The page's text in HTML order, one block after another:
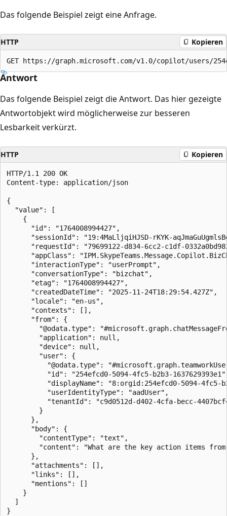
Das folgende Beispiel zeigt eine Anfrage.
HTTP Kopieren
Antwort
Das folgende Beispiel zeigt die Antwort. Das hier gezeigte
Antwortobjekt wird möglicherweise zur besseren
Lesbarkeit verkürzt.
HTTP Kopieren
HTTP/1.1 200 OK
Content-type: application/json
{
  "value": [
    {
      "id": "1764008994427",
"sessionId": "19:4MaLljqiHJSD-rKYK-
"requestId": "79699122-d834-6cc2-c1df-
"appClass":
      "interactionType": "userPrompt",
      "conversationType": "bizchat",
      "etag": "1764008994427",
      "createdDateTime": "2025-11-24T18:29:54.427Z",
      "locale": "en-us",
      "contexts": [],
      "from": {
"@odata.type":
        "application": null,
        "device": null,
        "user": {
"@odata.type":
"id": "254efcd0-5094-4fc5-b2b3-
"displayName": "8:orgid:254efcd0-5094-4fc5-
          "userIdentityType": "aadUser",
"tenantId": "c9d0512d-d402-4cfa-becc-
        }
      },
      "body": {
        "contentType": "text",
"content": "What are the key action items
      },
      "attachments": [],
      "links": [],
      "mentions": []
    }
  ]